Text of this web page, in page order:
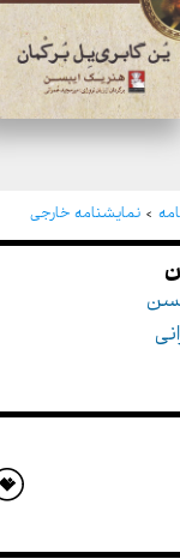
نمایشنامه خارجی
یل برکمان